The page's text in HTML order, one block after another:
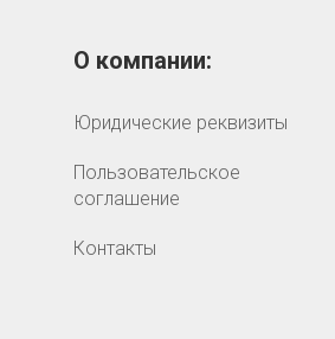
О компании:
Юридические реквизиты
Пользовательское
соглашение
Контакты